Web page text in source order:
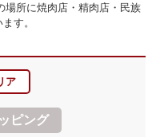
場所に焼肉店・精肉店・民族
す。
ア
ピング